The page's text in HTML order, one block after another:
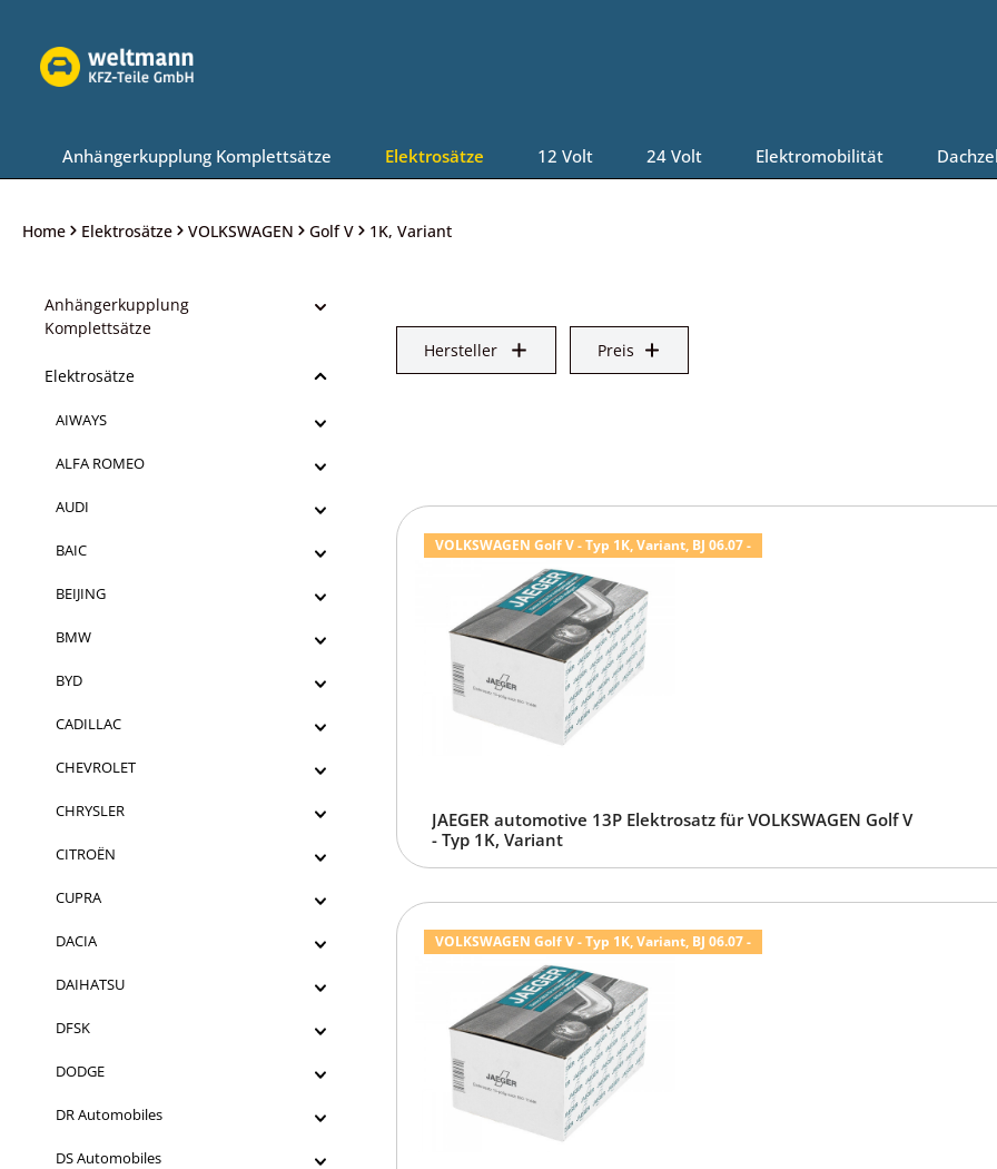
Anhängerkupplung Komplettsätze Elektrosätze 12 Volt 24 Volt Elektromobilität
Home Elektrosätze VOLKSWAGEN Golf V 1K, Variant
Anhängerkupplung
Komplettsätze
Elektrosätze
AIWAYS
ALFA ROMEO
AUDI
BAIC
BEIJING
BMW
BYD
CADILLAC
CHEVROLET
CHRYSLER
CITROËN
CUPRA
DACIA
DAIHATSU
DFSK
DODGE
DR Automobiles
DS Automobiles
Hersteller Preis
VOLKSWAGEN Golf V - Typ 1K, Variant, BJ 06.07 -
JAEGER automotive 13P Elektrosatz für VOLKSWAGEN Golf V
- Typ 1K, Variant
VOLKSWAGEN Golf V - Typ 1K, Variant, BJ 06.07 -